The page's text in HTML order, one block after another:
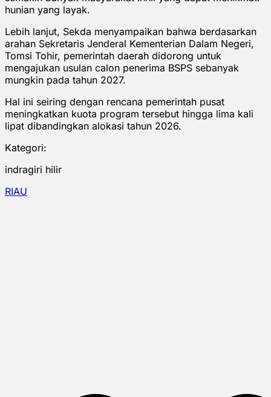
hunian yang layak.
Lebih lanjut, Sekda menyampaikan bahwa berdasarkan
arahan Sekretaris Jenderal Kementerian Dalam Negeri,
Tomsi Tohir, pemerintah daerah didorong untuk
mengajukan usulan calon penerima BSPS sebanyak
mungkin pada tahun 2027.
Hal ini seiring dengan rencana pemerintah pusat
meningkatkan kuota program tersebut hingga lima kali
lipat dibandingkan alokasi tahun 2026.
Kategori:
indragiri hilir
RIAU